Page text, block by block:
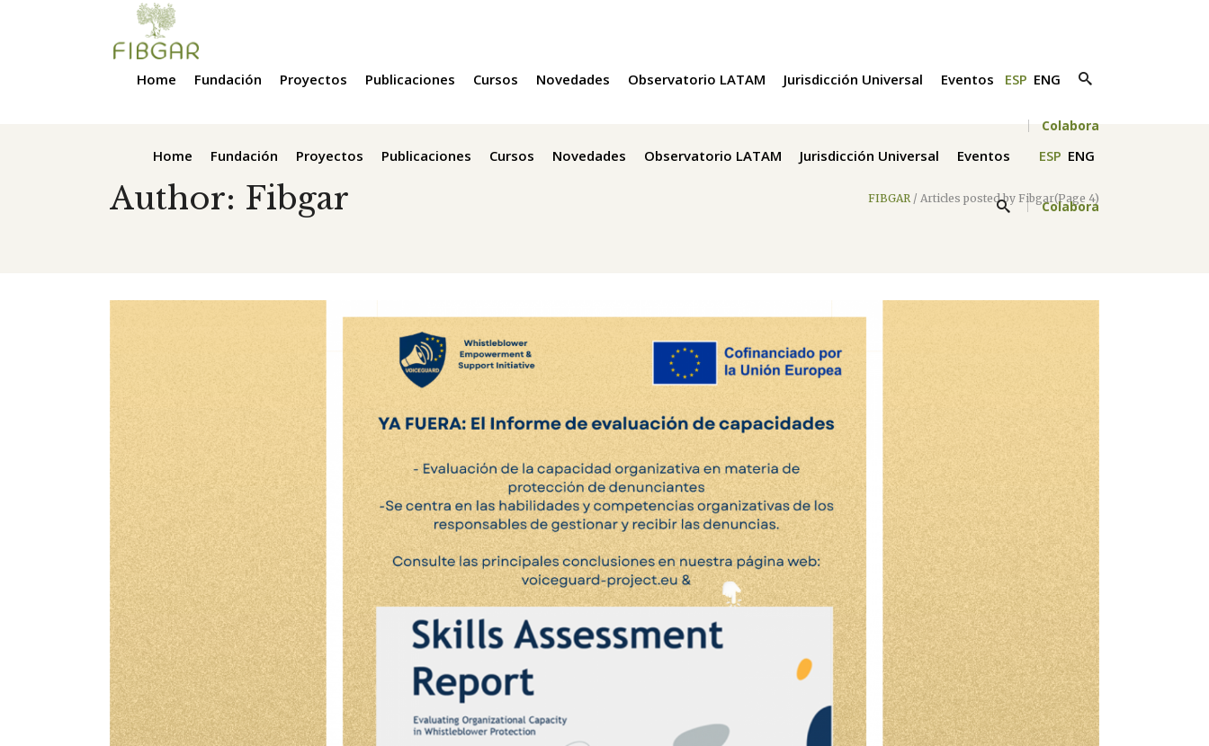
Home Fundación Proyectos Publicaciones Cursos Novedades Observatorio LATAM Jurisdicción Universal Eventos ESP ENG
Colabora
Home Fundación Proyectos Publicaciones Cursos Novedades Observatorio LATAM Jurisdicción Universal Eventos ESP ENG
Colabora
Author: Fibgar FIBGAR / Articles posted by Fibgar(Page 4)